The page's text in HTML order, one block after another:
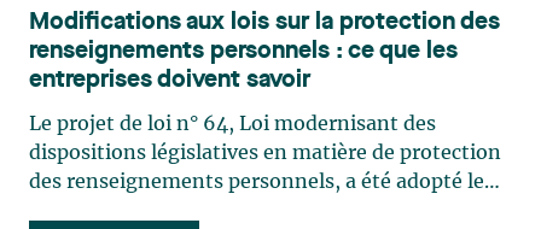
Modifications aux lois sur la protection des
renseignements personnels : ce que les
entreprises doivent savoir
Le projet de loi n° 64, Loi modernisant des
dispositions législatives en matière de protection
des renseignements personnels, a été adopté le